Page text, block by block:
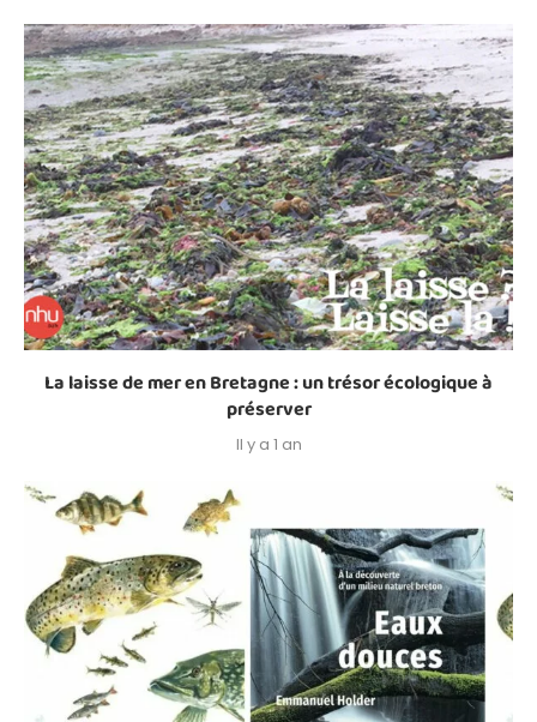
La laisse de mer en Bretagne : un trésor écologique à
préserver
Il y a 1 an